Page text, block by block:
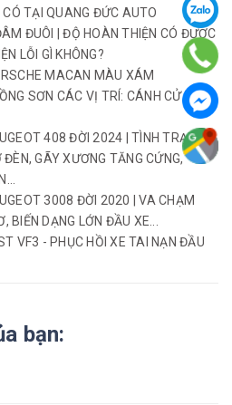
TẠI QUANG ĐỨC AUTO
ĐUÔI | ĐỘ HOÀN THIỆN CÓ ĐƯỢC
LỖI GÌ KHÔNG?
MACAN MÀU XÁM
SƠN CÁC VỊ TRÍ: CÁNH CỬA,
408 ĐỜI 2024 | TÌNH TRẠNG
GÃY XƯƠNG TĂNG CỨNG,
3008 ĐỜI 2020 | VA CHẠM
BIẾN DẠNG LỚN ĐẦU XE...
VF3 - PHỤC HỒI XE TAI NẠN ĐẦU
bạn: